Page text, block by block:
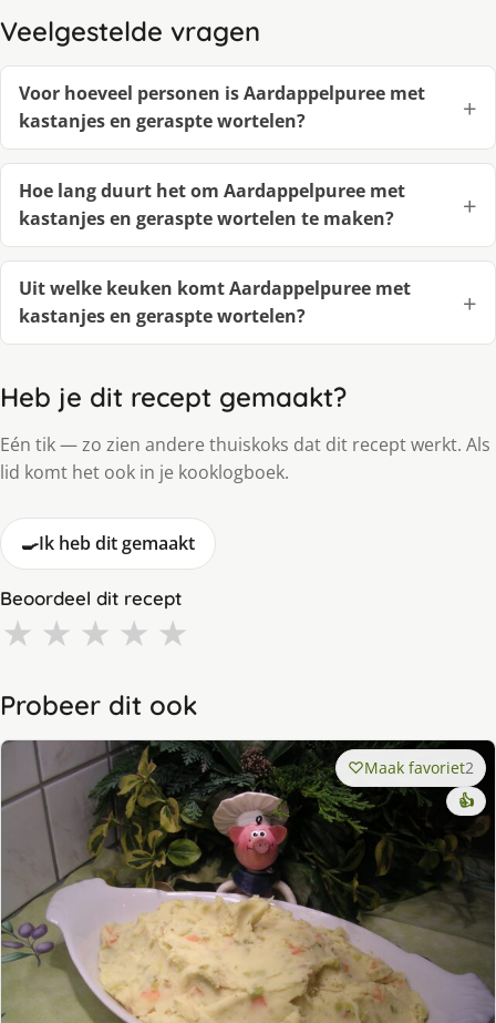
Veelgestelde vragen
Voor hoeveel personen is Aardappelpuree met
kastanjes en geraspte wortelen?
Hoe lang duurt het om Aardappelpuree met
kastanjes en geraspte wortelen te maken?
Uit welke keuken komt Aardappelpuree met
kastanjes en geraspte wortelen?
Heb je dit recept gemaakt?
Eén tik — zo zien andere thuiskoks dat dit recept werkt. Als
lid komt het ook in je kooklogboek.
🍳Ik heb dit gemaakt
Beoordeel dit recept
★ ★ ★ ★ ★
Probeer dit ook
Maak favoriet2
👍